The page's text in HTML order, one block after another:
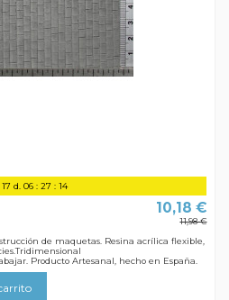
17 d. 06 :27 :13
10,18 €
11,98 €
de maquetas. Resina acrílica flexible,
Producto Artesanal, hecho en España.